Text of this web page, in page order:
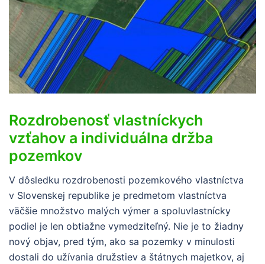
Rozdrobenosť vlastníckych
vzťahov a individuálna držba
pozemkov
V dôsledku rozdrobenosti pozemkového vlastníctva
v Slovenskej republike je predmetom vlastníctva
väčšie množstvo malých výmer a spoluvlastnícky
podiel je len obtiažne vymedziteľný. Nie je to žiadny
nový objav, pred tým, ako sa pozemky v minulosti
dostali do užívania družstiev a štátnych majetkov, aj